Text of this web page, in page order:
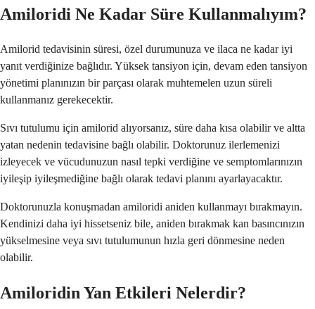
Amiloridi Ne Kadar Süre Kullanmalıyım?
Amilorid tedavisinin süresi, özel durumunuza ve ilaca ne kadar iyi
yanıt verdiğinize bağlıdır. Yüksek tansiyon için, devam eden tansiyon
yönetimi planınızın bir parçası olarak muhtemelen uzun süreli
kullanmanız gerekecektir.
Sıvı tutulumu için amilorid alıyorsanız, süre daha kısa olabilir ve altta
yatan nedenin tedavisine bağlı olabilir. Doktorunuz ilerlemenizi
izleyecek ve vücudunuzun nasıl tepki verdiğine ve semptomlarınızın
iyileşip iyileşmediğine bağlı olarak tedavi planını ayarlayacaktır.
Doktorunuzla konuşmadan amiloridi aniden kullanmayı bırakmayın.
Kendinizi daha iyi hissetseniz bile, aniden bırakmak kan basıncınızın
yükselmesine veya sıvı tutulumunun hızla geri dönmesine neden
olabilir.
Amiloridin Yan Etkileri Nelerdir?